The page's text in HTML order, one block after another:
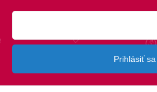
Prihlásiť sa